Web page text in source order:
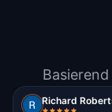
Richard